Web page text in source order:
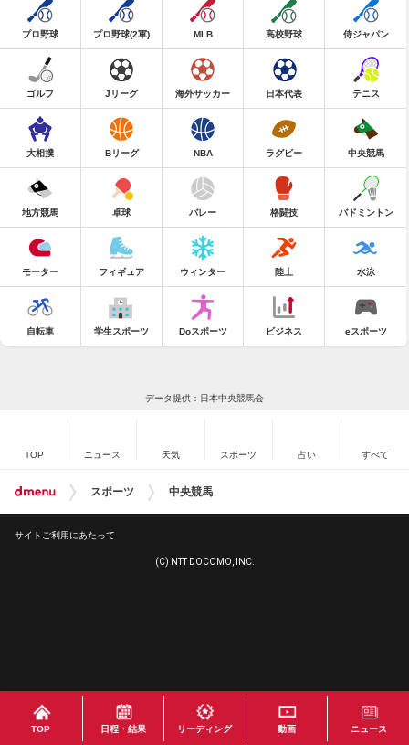
TOP 日程・結果 リーディング 動画 ニュース
プロ野球 プロ野球(2軍) MLB 高校野球 侍ジャパン
ゴルフ Jリーグ 海外サッカー 日本代表 テニス
大相撲 Bリーグ NBA ラグビー 中央競馬
地方競馬 卓球 バレー 格闘技 バドミントン
モーター フィギュア ウィンター 陸上 水泳
自転車 学生スポーツ Doスポーツ ビジネス eスポーツ
データ提供：日本中央競馬会
TOP ニュース 天気 スポーツ 占い すべて
スポーツ 中央競馬
サイトご利用にあたって
(C) NTT DOCOMO, INC.